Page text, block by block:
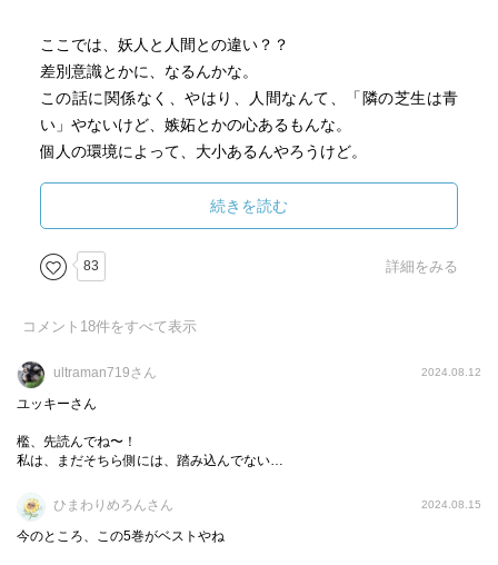
ここでは、妖人と人間との違い？？
差別意識とかに、なるんかな。
この話に関係なく、やはり、人間なんて、「隣の芝生は青
い」やないけど、嫉妬とかの心あるもんな。
個人の環境によって、大小あるんやろうけど。
今回、登場する妖人は、「貘」！
夢を操る、催眠術などが使える。他人の夢に潜ることも！
つまり、サイコダイバーって事やな。他の作品と違いエロ
くはない！w
またも、青目の旦那！
一番の弱点を突いて来る！
マメちゃ〜ん！！！！！
（もう、ええちゅうねん(-｡-; ）
続きを読む
83 詳細をみる
コメント 18件をすべて表示
ultraman719さん 2024.08.12
ユッキーさん
檻、先読んでね〜！
私は、まだそちら側には、踏み込んでない…
ひまわりめろんさん 2024.08.15
今のところ、この5巻がベストやね